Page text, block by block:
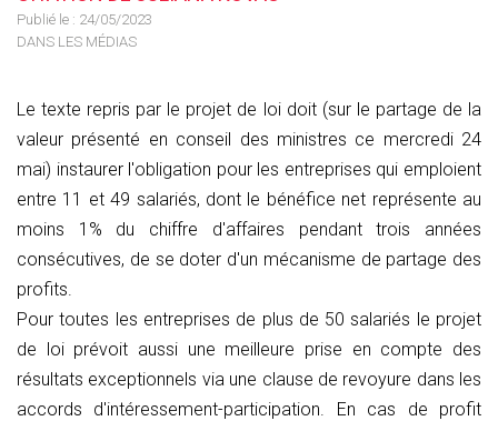
Publié le : 24/05/2023
DANS LES MÉDIAS
Le texte repris par le projet de loi doit (sur le partage de la
valeur présenté en conseil des ministres ce mercredi 24
mai) instaurer l'obligation pour les entreprises qui emploient
entre 11 et 49 salariés, dont le bénéfice net représente au
moins 1% du chiffre d'affaires pendant trois années
consécutives, de se doter d'un mécanisme de partage des
profits.
Pour toutes les entreprises de plus de 50 salariés le projet
de loi prévoit aussi une meilleure prise en compte des
résultats exceptionnels via une clause de revoyure dans les
accords d'intéressement-participation. En cas de profit